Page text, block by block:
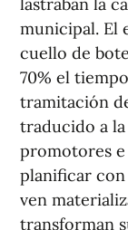
lastraban la
municipal. El
cuello de
70% el
tramitación
traducido a
promotores
planificar
ven
transforman